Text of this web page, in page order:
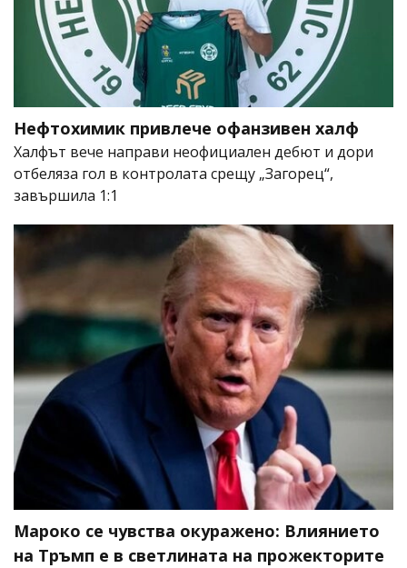
Нефтохимик привлече офанзивен халф
Халфът вече направи неофициален дебют и дори
отбеляза гол в контролата срещу „Загорец“,
завършила 1:1
Мароко се чувства окуражено: Влиянието
на Тръмп е в светлината на прожекторите